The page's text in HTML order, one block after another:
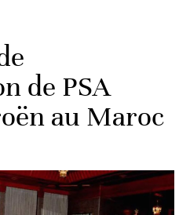
de PSA
au Maroc